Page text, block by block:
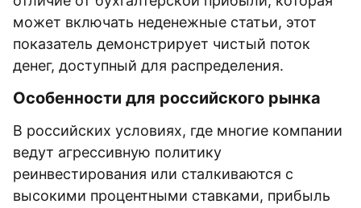
может включать неденежные статьи, этот
показатель демонстрирует чистый поток
денег, доступный для распределения.
Особенности для российского рынка
В российских условиях, где многие компании
ведут агрессивную политику
реинвестирования или сталкиваются с
высокими процентными ставками, прибыль